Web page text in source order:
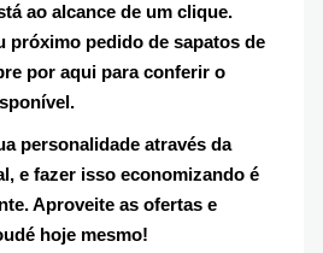
ao alcance de um clique.
próximo pedido de sapatos de
por aqui para conferir o
personalidade através da
e fazer isso economizando é
Aproveite as ofertas e
hoje mesmo!